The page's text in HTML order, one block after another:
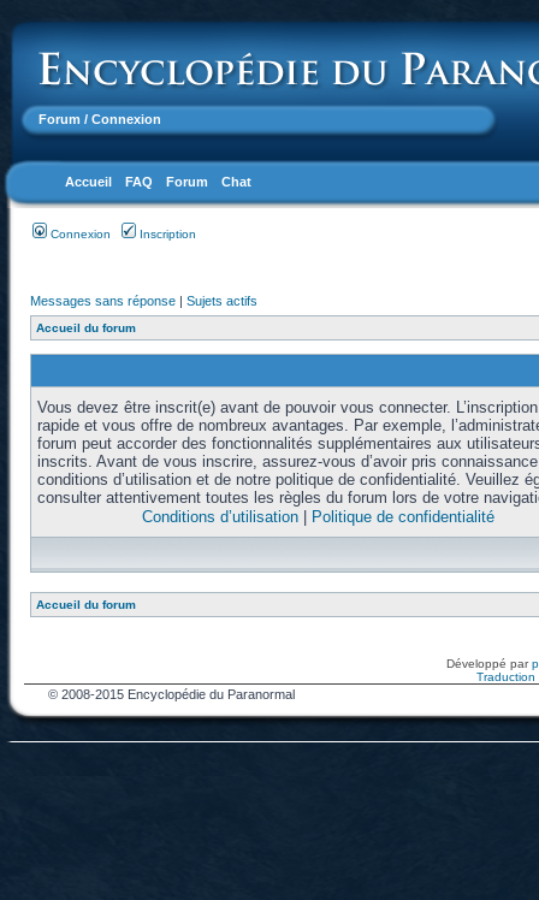
Forum / Connexion
Accueil FAQ Forum Chat
Connexion Inscription
Messages sans réponse | Sujets actifs
Accueil du forum
Vous devez être inscrit(e) avant de pouvoir vous connecter.
rapide et vous offre de nombreux avantages. Par exemple,
forum peut accorder des fonctionnalités supplémentaires aux
inscrits. Avant de vous inscrire, assurez-vous d’avoir pris
conditions d’utilisation et de notre politique de confidentialité. Veuillez
consulter attentivement toutes les règles du forum lors de votre
Conditions d’utilisation| Politique de confidentialité
Accueil du forum
Développé par
Traduction
© 2008-2015 Encyclopédie du Paranormal